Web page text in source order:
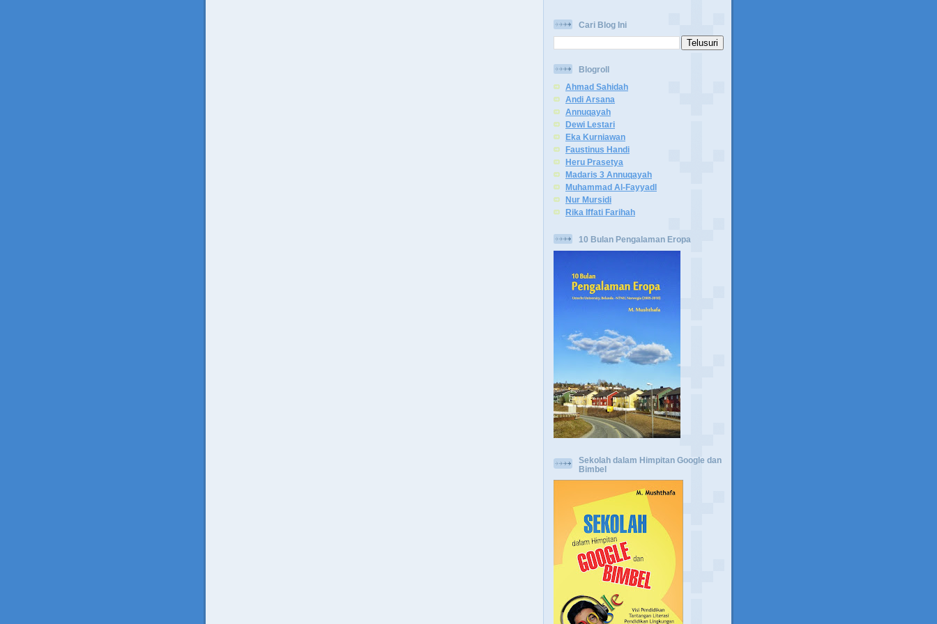
Cari Blog Ini
Blogroll
Ahmad Sahidah
Andi Arsana
Annuqayah
Dewi Lestari
Eka Kurniawan
Faustinus Handi
Heru Prasetya
Madaris 3 Annuqayah
Muhammad Al-Fayyadl
Nur Mursidi
Rika Iffati Farihah
10 Bulan Pengalaman Eropa
Sekolah dalam Himpitan Google dan
Bimbel